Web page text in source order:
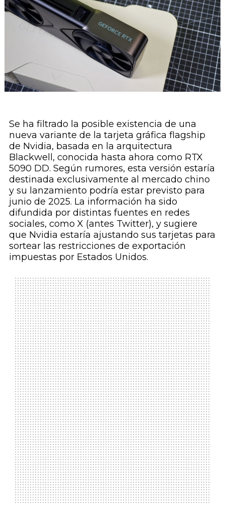
Se ha filtrado la posible existencia de una
nueva variante de la tarjeta gráfica flagship
de Nvidia, basada en la arquitectura
Blackwell, conocida hasta ahora como RTX
5090 DD. Según rumores, esta versión estaría
destinada exclusivamente al mercado chino
y su lanzamiento podría estar previsto para
junio de 2025. La información ha sido
difundida por distintas fuentes en redes
sociales, como X (antes Twitter), y sugiere
que Nvidia estaría ajustando sus tarjetas para
sortear las restricciones de exportación
impuestas por Estados Unidos.